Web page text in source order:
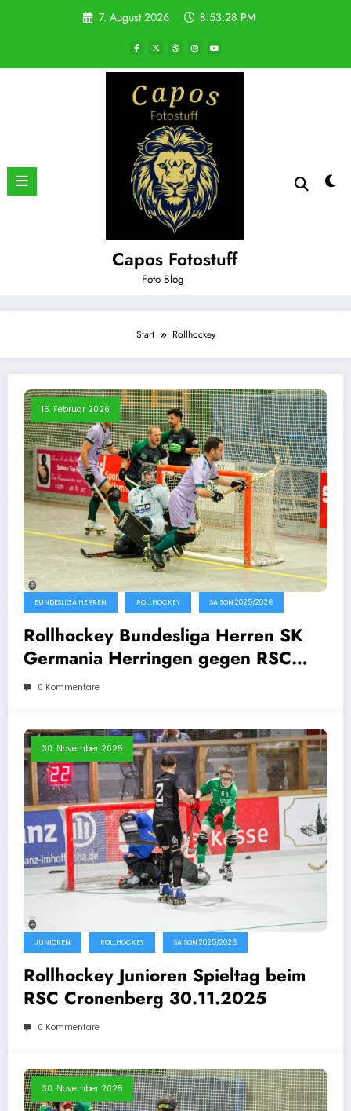
7. August 2026 8:53:29 PM
Capos Fotostuff
Foto Blog
Start Rollhockey
15. Februar 2026
BUNDESLIGA HERREN ROLLHOCKEY SAISON 2025/2026
Rollhockey Bundesliga Herren SK
Germania Herringen gegen RSC
Cronenberg Löwen 14.02.2026
0 Kommentare
30. November 2025
JUNIOREN ROLLHOCKEY SAISON 2025/2026
Rollhockey Junioren Spieltag beim
RSC Cronenberg 30.11.2025
0 Kommentare
30. November 2025